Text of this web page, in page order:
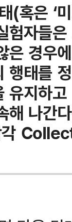
(혹은 ‘
험자들
은 경우
행태를
유지하
해 나간